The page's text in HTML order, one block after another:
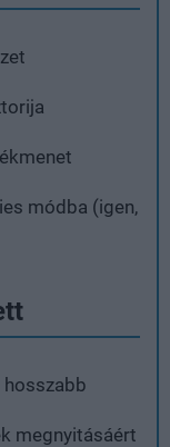
módba (igen,
hosszabb
megnyitásáért